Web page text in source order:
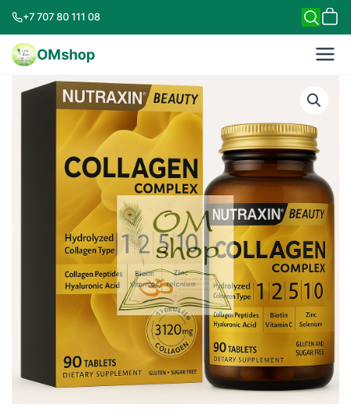
+7 707 80 111 08
OMshop